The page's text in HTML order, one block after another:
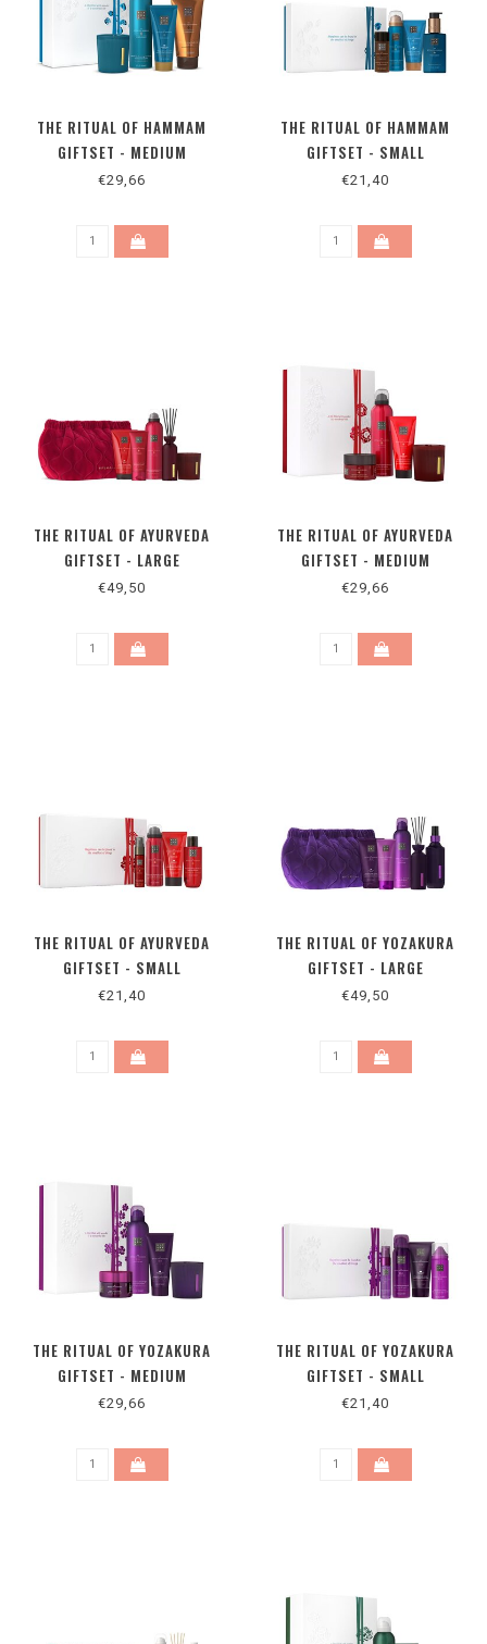
THE RITUAL OF HAMMAM
GIFTSET - MEDIUM
€29,66
THE RITUAL OF HAMMAM
GIFTSET - SMALL
€21,40
THE RITUAL OF AYURVEDA
GIFTSET - LARGE
€49,50
THE RITUAL OF AYURVEDA
GIFTSET - MEDIUM
€29,66
THE RITUAL OF AYURVEDA
GIFTSET - SMALL
€21,40
THE RITUAL OF YOZAKURA
GIFTSET - LARGE
€49,50
THE RITUAL OF YOZAKURA
GIFTSET - MEDIUM
€29,66
THE RITUAL OF YOZAKURA
GIFTSET - SMALL
€21,40